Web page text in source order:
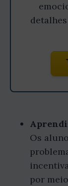
Os
por